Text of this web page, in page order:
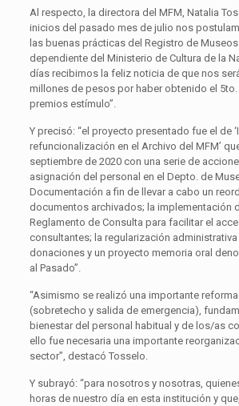
Al respecto, la directora del MFM, Natalia
inicios del pasado mes de julio nos
las buenas prácticas del Registro de Museos
dependiente del Ministerio de Cultura de la
días recibimos la feliz noticia de que nos
millones de pesos por haber obtenido el
premios estímulo”.
Y precisó: “el proyecto presentado fue el de
refuncionalización en el Archivo del MFM’
septiembre de 2020 con una serie de
asignación del personal en el Depto. de
Documentación a fin de llevar a cabo un
documentos archivados; la implementación
Reglamento de Consulta para facilitar el
consultantes; la regularización
donaciones y un proyecto memoria oral
al Pasado”.
“Asimismo se realizó una importante
(sobretecho y salida de emergencia),
bienestar del personal habitual y de los/as
ello fue necesaria una importante
sector”, destacó Tosselo.
Y subrayó: “para nosotros y nosotras,
horas de nuestro día en esta institución y